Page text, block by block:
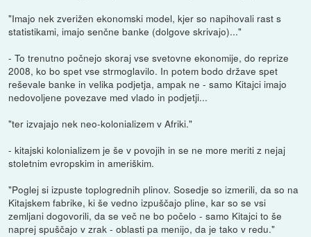
"Imajo nek zverižen ekonomski model, kjer so napihovali rast s
statistikami, imajo senčne banke (dolgove skrivajo)..."
- To trenutno počnejo skoraj vse svetovne ekonomije, do reprize
2008, ko bo spet vse strmoglavilo. In potem bodo države spet
reševale banke in velika podjetja, ampak ne - samo Kitajci imajo
nedovoljene povezave med vlado in podjetji...
"ter izvajajo nek neo-kolonializem v Afriki."
- kitajski kolonializem je še v povojih in se ne more meriti z nejaj
stoletnim evropskim in ameriškim.
"Poglej si izpuste toplogrednih plinov. Sosedje so izmerili, da so na
Kitajskem fabrike, ki še vedno izpuščajo pline, kar so se vsi
zemljani dogovorili, da se več ne bo počelo - samo Kitajci to še
naprej spuščajo v zrak - oblasti pa menijo, da je tako v redu."